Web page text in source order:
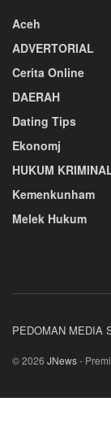
Aceh
ADVERTORIAL
Cerita Online
DAERAH
Dating Tips
Ekonomj
HUKUM
Kemenkunham
Melek Hukum
PEDOMAN MEDIA
© 2026 JNews-